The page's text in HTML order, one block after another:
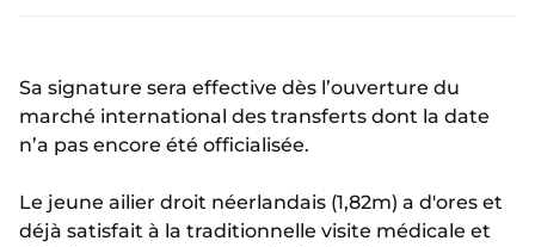
Sa signature sera effective dès l’ouverture du
marché international des transferts dont la date
n’a pas encore été officialisée.
Le jeune ailier droit néerlandais (1,82m) a d'ores et
déjà satisfait à la traditionnelle visite médicale et